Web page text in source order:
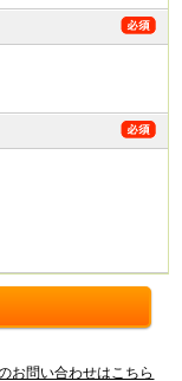
お問い合わせはこちら